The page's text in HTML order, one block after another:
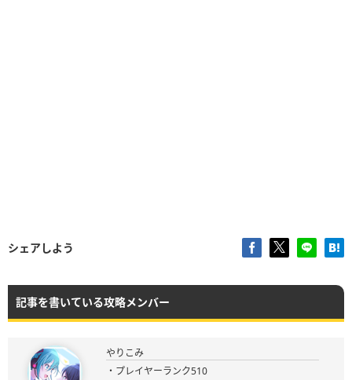
シェアしよう
記事を書いている攻略メンバー
やりこみ
・プレイヤーランク510